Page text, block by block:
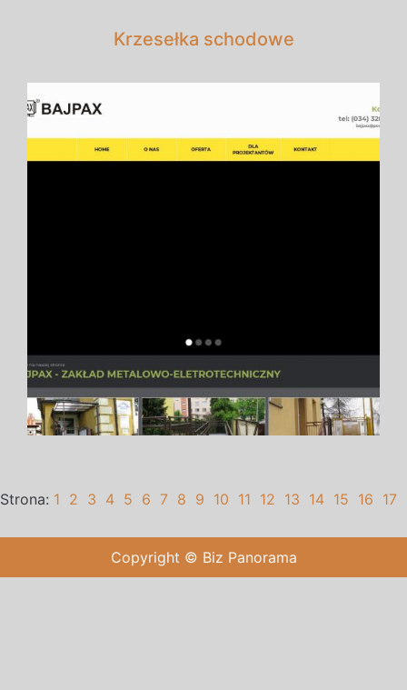
Krzesełka schodowe
Strona: 1 2 3 4 5 6 7 8 9 10 11 12 13 14 15 16 17
Copyright © Biz Panorama